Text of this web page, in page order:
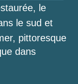
le
le sud et
pittoresque
dans